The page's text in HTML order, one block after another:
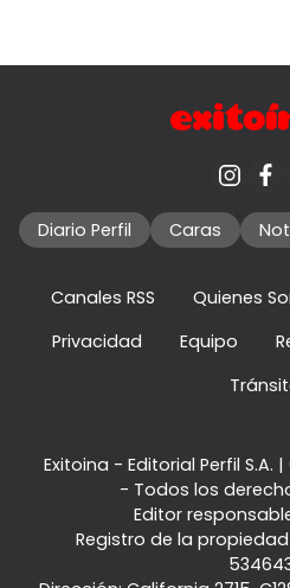
Diario Perfil Caras
Canales RSS Quienes
Privacidad
Equipo
Exitoina - Editorial Perfil S.A. |
- Todos los
Editor
Registro de la